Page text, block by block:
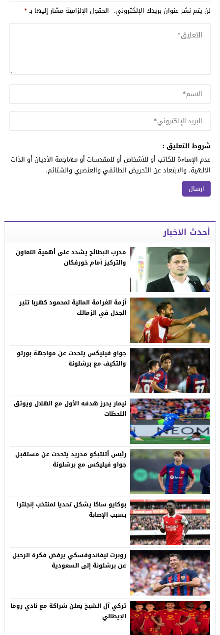
لن يتم نشر عنوان بريدك الإلكتروني. الحقول الإلزامية مشار إليها بـ*
شروط التعليق :
عدم الإساءة للكاتب أو للأشخاص أو للمقدسات أو مهاجمة الأديان أو الذات
الالهية. والابتعاد عن التحريض الطائفي والعنصري والشتائم.
أحدث الاخبار
مدرب البطائح يشدد على أهمية التعاون
والتركيز أمام خورفكان
أزمة الغرامة المالية لمحمود كهربا تثير
الجدل في الزمالك
جواو فيليكس يتحدث عن مواجهة بورتو
والتكيف مع برشلونة
نيمار يحرز هدفه الأول مع الهلال ويوثق
اللحظات
رئيس أتلتيكو مدريد يتحدث عن مستقبل
جواو فيليكس مع برشلونة
بوكايو ساكا يشكل تحديا لمنتخب إنجلترا
بسبب الإصابة
روبرت ليفاندوفسكي يرفض فكرة الرحيل
عن برشلونة إلى السعودية
تركي آل الشيخ يعلن شراكة مع نادي روما
الإيطالي